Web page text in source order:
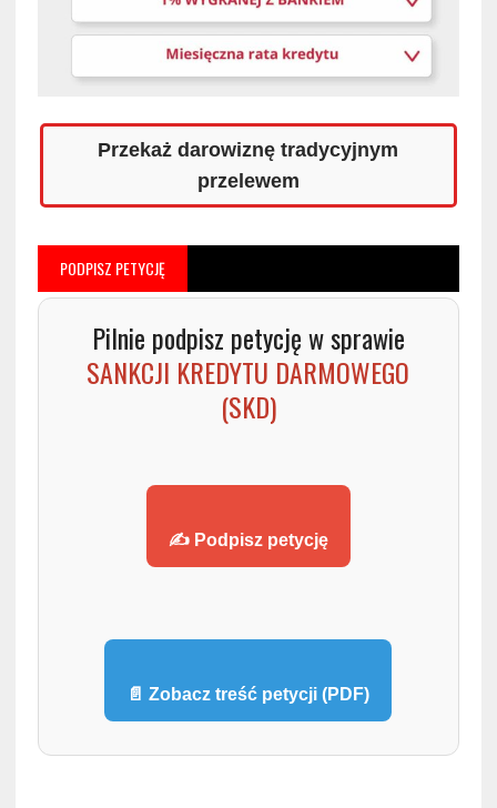
Przekaż darowiznę tradycyjnym
przelewem
PODPISZ PETYCJĘ
Pilnie podpisz petycję w sprawie
SANKCJI KREDYTU DARMOWEGO
(SKD)
✍️ Podpisz petycję
📄 Zobacz treść petycji (PDF)